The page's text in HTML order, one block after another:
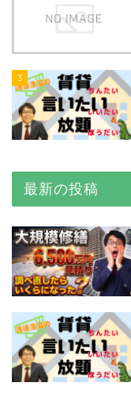
3
最新の投稿